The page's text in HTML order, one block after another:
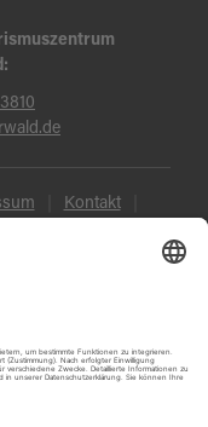
Kontakt